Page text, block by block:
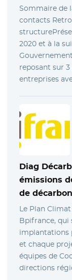
Sommaire de
contacts
2020 et à la
reposant sur
entreprises
Diag
émissions
de
Le Plan
Bpifrance, qui
implantations
et chaque
équipes de
directions